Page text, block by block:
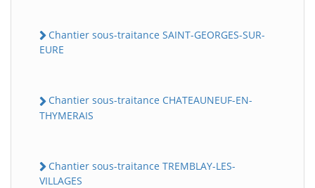
Chantier sous-traitance SAINT-GEORGES-SUR-
EURE
Chantier sous-traitance CHATEAUNEUF-EN-
THYMERAIS
Chantier sous-traitance TREMBLAY-LES-
VILLAGES